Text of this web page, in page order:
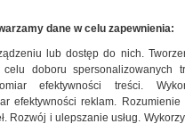
ta decyzja?
dane w celu zapewnienia:
lub dostęp do nich.
doboru spersonalizowanych
efektywności treści.
efektywności reklam.
Rozwój i ulepszanie usług.